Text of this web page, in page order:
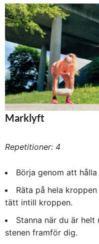
Marklyft
Repetitioner: 4
Börja genom att
Räta på hela
tätt intill kroppen.
Stanna när du är
stenen framför dig.